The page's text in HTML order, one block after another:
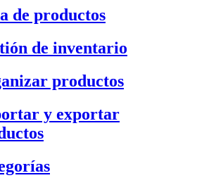
de productos
de inventario
productos
y exportar